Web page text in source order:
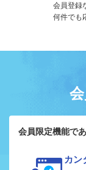
会員登録
何件でも
会員限定機能で
カン